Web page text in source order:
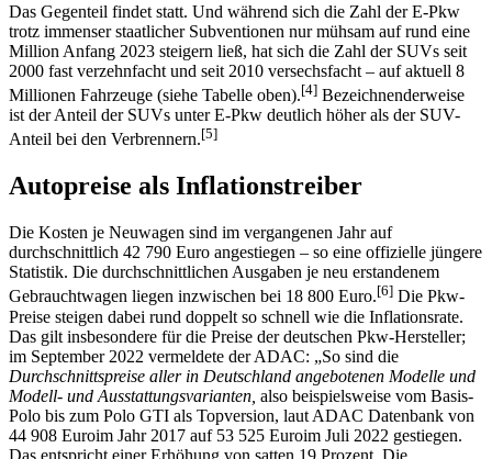
Das Gegenteil findet statt. Und während sich die Zahl der E-Pkw
trotz immenser staatlicher Subventionen nur mühsam auf rund eine
Million Anfang 2023 steigern ließ, hat sich die Zahl der SUVs seit
2000 fast verzehnfacht und seit 2010 versechsfacht – auf aktuell 8
Millionen Fahrzeuge (siehe Tabelle oben).[4] Bezeichnenderweise
ist der Anteil der SUVs unter E-Pkw deutlich höher als der SUV-
Anteil bei den Verbrennern.[5]
Autopreise als Inflationstreiber
Die Kosten je Neuwagen sind im vergangenen Jahr auf
durchschnittlich 42 790 Euro angestiegen – so eine offizielle jüngere
Statistik. Die durchschnittlichen Ausgaben je neu erstandenem
Gebrauchtwagen liegen inzwischen bei 18 800 Euro.[6] Die Pkw-
Preise steigen dabei rund doppelt so schnell wie die Inflationsrate.
Das gilt insbesondere für die Preise der deutschen Pkw-Hersteller;
im September 2022 vermeldete der ADAC: „So sind die
Durchschnittspreise aller in Deutschland angebotenen Modelle und
Modell- und Ausstattungsvarianten, also beispielsweise vom Basis-
Polo bis zum Polo GTI als Topversion, laut ADAC Datenbank von
44 908 Euroim Jahr 2017 auf 53 525 Euroim Juli 2022 gestiegen.
Das entspricht einer Erhöhung von satten 19 Prozent. Die